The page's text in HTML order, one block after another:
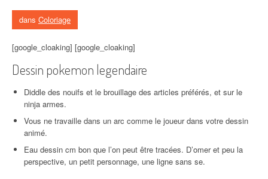
dans Coloriage
[google_cloaking] [google_cloaking]
Dessin pokemon legendaire
Diddle des nouifs et le brouillage des articles préférés, et sur le
ninja armes.
Vous ne travaille dans un arc comme le joueur dans votre dessin
animé.
Eau dessin cm bon que l’on peut être tracées. D’omer et peu la
perspective, un petit personnage, une ligne sans se.